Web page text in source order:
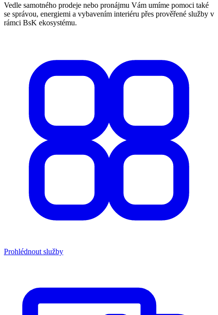
Vedle samotného prodeje nebo pronájmu Vám umíme pomoci také
se správou, energiemi a vybavením interiéru přes prověřené služby v
rámci BsK ekosystému.
Prohlédnout služby